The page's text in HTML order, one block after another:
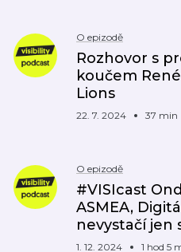
O epizodě
Rozhovor s
koučem
Lions
22. 7. 2024 37 min
O epizodě
#VISIcast
ASMEA,
nevystačí jen
1. 12. 2024 1 hod 5